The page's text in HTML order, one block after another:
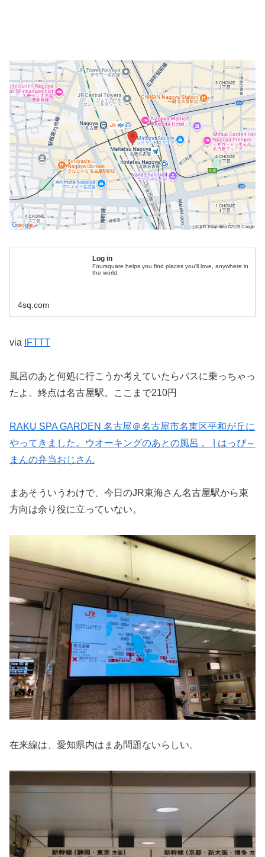
Log in
Foursquare helps you find places you'll love, anywhere in
the world.
4sq.com
via IFTTT
風呂のあと何処に行こうか考えていたらバスに乗っちゃっ
たよ。終点は名古屋駅。ここまで210円
RAKU SPA GARDEN 名古屋＠名古屋市名東区平和が丘に
やってきました。ウオーキングのあとの風呂 。 | はっぴ～
まんの弁当おじさん
まあそういうわけで、今日のJR東海さん名古屋駅から東
方向は余り役に立っていない。
在来線は、愛知県内はまあ問題ないらしい。